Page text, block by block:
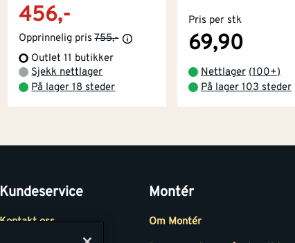
456,-
Opprinnelig pris755,-
Outlet 11 butikker
Sjekk nettlager
På lager 18 steder
Pris per stk
69,90
Nettlager (100+)
På lager 103 steder
Kundeservice
Kontakt oss
Montér
Om Montér